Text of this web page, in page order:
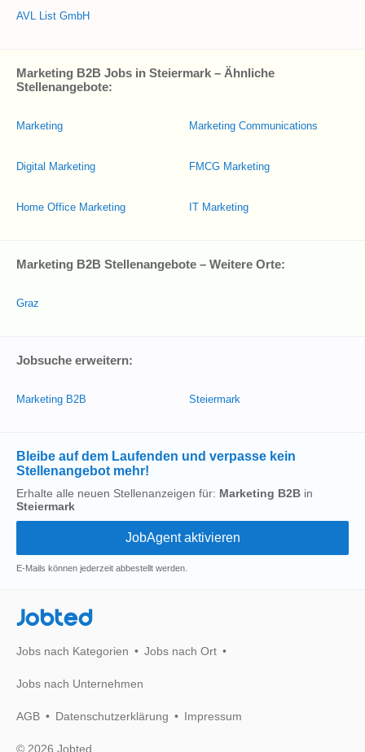
AVL List GmbH
Marketing B2B Jobs in Steiermark – Ähnliche
Stellenangebote:
Marketing
Digital Marketing
Home Office Marketing
Marketing Communications
FMCG Marketing
IT Marketing
Marketing B2B Stellenangebote – Weitere Orte:
Graz
Jobsuche erweitern:
Marketing B2B Steiermark
Bleibe auf dem Laufenden und verpasse kein
Stellenangebot mehr!
Erhalte alle neuen Stellenanzeigen für: Marketing B2B in
Steiermark
E-Mails können jederzeit abbestellt werden.
Jobted
Jobs nach Kategorien Jobs nach Ort
Jobs nach Unternehmen
AGB Datenschutzerklärung Impressum
© 2026 Jobted